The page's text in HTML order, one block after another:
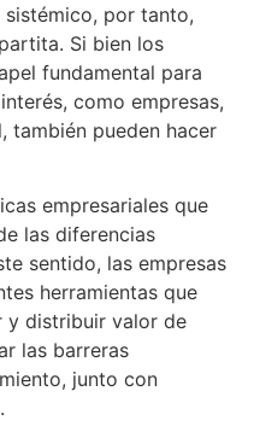
por tanto,
Si bien los
fundamental para
como empresas,
también pueden hacer
empresariales que
las diferencias
sentido, las empresas
herramientas que
y distribuir valor de
las barreras
junto con